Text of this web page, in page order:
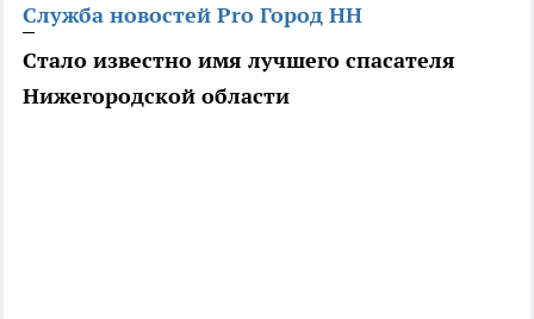
Служба новостей Pro Город НН
Стало известно имя лучшего спасателя
Нижегородской области